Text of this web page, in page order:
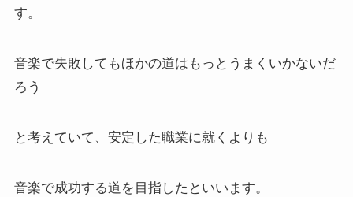
す。
音楽で失敗してもほかの道はもっとうまくいかないだ
ろう
と考えていて、安定した職業に就くよりも
音楽で成功する道を目指したといいます。